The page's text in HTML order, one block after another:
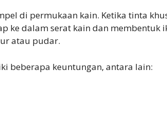
di permukaan kain. Ketika tinta
ke dalam serat kain dan membentuk
atau pudar.
beberapa keuntungan, antara lain: